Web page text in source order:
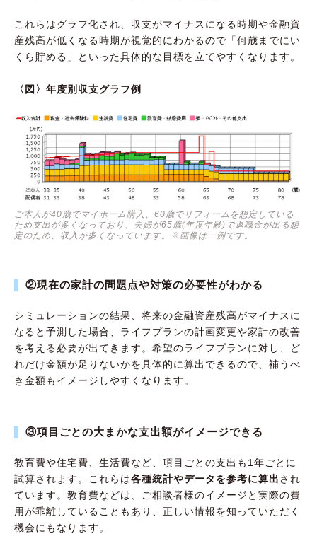
これらはグラフ化され、収支がマイナスになる時期や金融資
産残高が低くなる時期が視覚的にわかるので「何歳までにい
くら貯める」といった具体的な目標を立てやすくなります。
〈図〉年度別収支グラフ例
ご本人が40歳でマイホーム購入、60歳でリフォームを想定している
ため支出が多くなっており、夫婦が65歳(年度年齢)で退職金が出る想
定のため、収入が多くなっています。※画像は一例です。
②現在の家計の問題点や対策の必要性がわかる
シミュレーションの結果、将来の金融資産残高がマイナスに
なると予測した場合、ライフプランの計画変更や家計の改善
を考える必要が出てきます。希望のライフプランに対し、ど
れだけ金額が足りないかを具体的に算出できるので、補うべ
き金額もイメージしやすくなります。
③項目ごとの大まかな支出額がイメージできる
教育費や住宅費、生活費など、項目ごとの支出も1年ごとに
試算されます。これらは各種統計やデータを参考に算出され
ています。教育費などは、ご相談者様のイメージと実際の費
用が乖離していることもあり、正しい情報を知っていただく
機会にもなります。